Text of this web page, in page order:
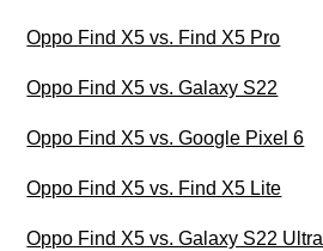
Oppo Find X5 vs. Find X5 Pro
Oppo Find X5 vs. Galaxy S22
Oppo Find X5 vs. Google Pixel 6
Oppo Find X5 vs. Find X5 Lite
Oppo Find X5 vs. Galaxy S22 Ultra